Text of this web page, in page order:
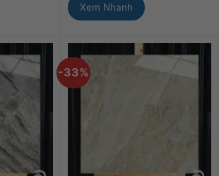
Xem Nhanh
-33%